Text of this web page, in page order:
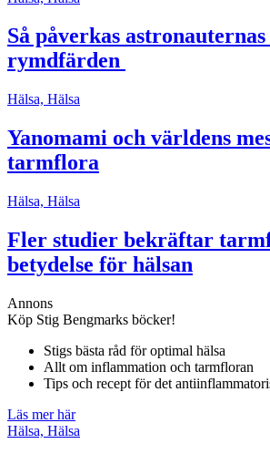
Så påverkas
rymdfärden
Hälsa, Hälsa
Yanomami och världens
tarmflora
Hälsa, Hälsa
Fler studier bekräftar
betydelse för hälsan
Annons
Köp Stig Bengmarks böcker!
Stigs bästa råd för optimal hälsa
Allt om inflammation och tarmfloran
Tips och recept för det
Läs mer här
Hälsa, Hälsa